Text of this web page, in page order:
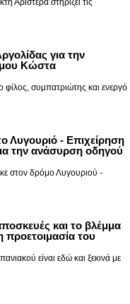
Αριστερά στηρίζει τις
για την
Κώστα
συμπατριώτης και ενεργό
Λυγουριό - Επιχείρηση
την ανάσυρση οδηγού
στον δρόμο Λυγουριού -
και το βλέμμα
προετοιμασία του
είναι εδώ και ξεκινά με